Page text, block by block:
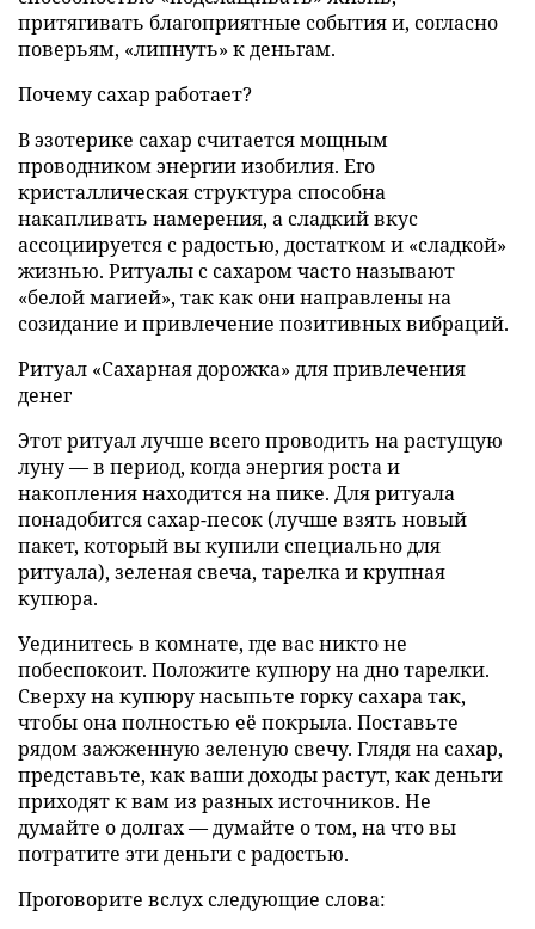
притягивать благоприятные события и, согласно
поверьям, «липнуть» к деньгам.
Почему сахар работает?
В эзотерике сахар считается мощным
проводником энергии изобилия. Его
кристаллическая структура способна
накапливать намерения, а сладкий вкус
ассоциируется с радостью, достатком и «сладкой»
жизнью. Ритуалы с сахаром часто называют
«белой магией», так как они направлены на
созидание и привлечение позитивных вибраций.
Ритуал «Сахарная дорожка» для привлечения
денег
Этот ритуал лучше всего проводить на растущую
луну — в период, когда энергия роста и
накопления находится на пике. Для ритуала
понадобится сахар-песок (лучше взять новый
пакет, который вы купили специально для
ритуала), зеленая свеча, тарелка и крупная
купюра.
Уединитесь в комнате, где вас никто не
побеспокоит. Положите купюру на дно тарелки.
Сверху на купюру насыпьте горку сахара так,
чтобы она полностью её покрыла. Поставьте
рядом зажженную зеленую свечу. Глядя на сахар,
представьте, как ваши доходы растут, как деньги
приходят к вам из разных источников. Не
думайте о долгах — думайте о том, на что вы
потратите эти деньги с радостью.
Проговорите вслух следующие слова: